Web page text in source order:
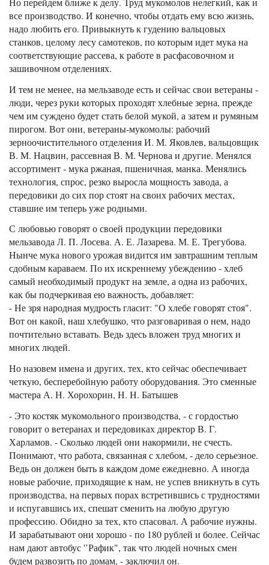
все производство. И конечно, чтобы отдать ему всю жизнь,
надо любить его. Привыкнуть к гудению вальцовых
станков, целому лесу самотеков, по которым идет мука на
соответствующие рассева, к работе в расфасовочном и
зашивочном отделениях.
И тем не менее, на мельзаводе есть и сейчас свои ветераны -
люди, через руки которых проходят хлебные зерна, прежде
чем им суждено будет стать белой мукой, а затем и румяным
пирогом. Вот они, ветераны-мукомолы: рабочий
зерноочистительного отделения И. М. Яковлев, вальцовщик
В. М. Нацвин, рассевная В. М. Чернова и другие. Менялся
ассортимент - мука ржаная, пшеничная, манка. Менялись
технология, спрос, резко выросла мощность завода, а
передовики до сих пор стоят на своих рабочих местах,
ставшие им теперь уже родными.
С любовью говорят о своей продукции передовики
мельзавода Л. П. Лосева. А. Е. Лазарева. М. Е. Трегубова.
Нынче мука нового урожая видится им завтрашним теплым
сдобным караваем. По их искреннему убеждению - хлеб
самый необходимый продукт на земле, а одна из рабочих,
как бы подчеркивая ею важность, добавляет:
- Не зря народная мудрость гласит: "О хлебе говорят стоя".
Вот он какой, наш хлебушко, что разговаривая о нем, надо
почтительно вставать. Ведь здесь вложен труд многих и
многих людей.
Но назовем имена и других, тех, кто сейчас обеспечивает
четкую, бесперебойную работу оборудования. Это сменные
мастера А. Н. Хорохорин, Н. Н. Батышев
- Это костяк мукомольного производства, - с гордостью
говорит о ветеранах и передовиках директор В. Г.
Харламов. - Сколько людей они накормили, не счесть.
Понимают, что работа, связанная с хлебом, - дело серьезное.
Ведь он должен быть в каждом доме ежедневно. А иногда
новые рабочие, приходящие к нам, не успев вникнуть в суть
производства, на первых порах встретившись с трудностями
и испугавшись их, спешат сменить на любую другую
профессию. Обидно за тех, кто спасовал. А рабочие нужны.
И зарабатывают они хорошо - по 180 рублей и более. Сейчас
нам дают автобус '’Рафик", так что людей ночных смен
будем развозить по домам, - заключил он.